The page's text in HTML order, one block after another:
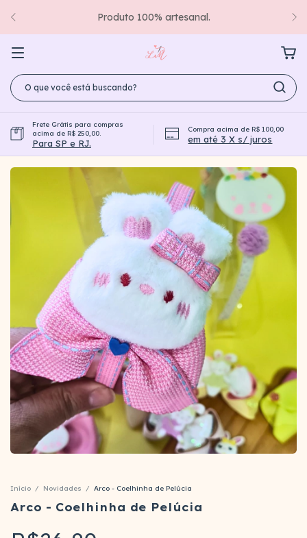
Produto 100% artesanal.
Frete Grátis para compras
acima de R$ 250,00.
Para SP e RJ.
Compra acima de R$ 100,00
em até 3 X s/ juros
Início / Novidades / Arco - Coelhinha de Pelúcia
Arco - Coelhinha de Pelúcia